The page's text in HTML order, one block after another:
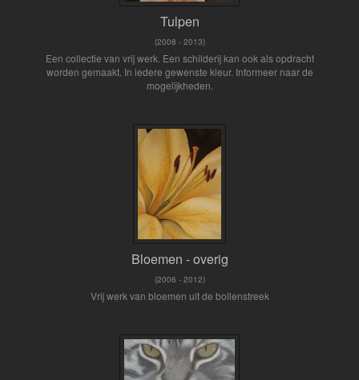
Tulpen
(2008 - 2013)
Een collectie van vrij werk. Een schilderij kan ook als opdracht
worden gemaakt. In iedere gewenste kleur. Informeer naar de
mogelijkheden.
Bloemen - overig
(2006 - 2012)
Vrij werk van bloemen uit de bollenstreek